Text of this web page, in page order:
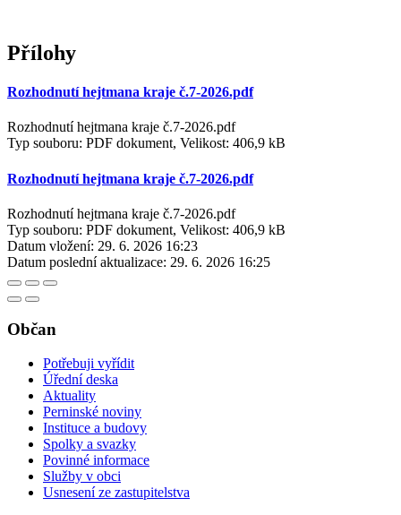
Přílohy
Rozhodnutí hejtmana kraje č.7-2026.pdf
Rozhodnutí hejtmana kraje č.7-2026.pdf
Typ souboru: PDF dokument, Velikost: 406,9 kB
Rozhodnutí hejtmana kraje č.7-2026.pdf
Rozhodnutí hejtmana kraje č.7-2026.pdf
Typ souboru: PDF dokument, Velikost: 406,9 kB
Datum vložení: 29. 6. 2026 16:23
Datum poslední aktualizace: 29. 6. 2026 16:25
Občan
Potřebuji vyřídit
Úřední deska
Aktuality
Perninské noviny
Instituce a budovy
Spolky a svazky
Povinné informace
Služby v obci
Usnesení ze zastupitelstva